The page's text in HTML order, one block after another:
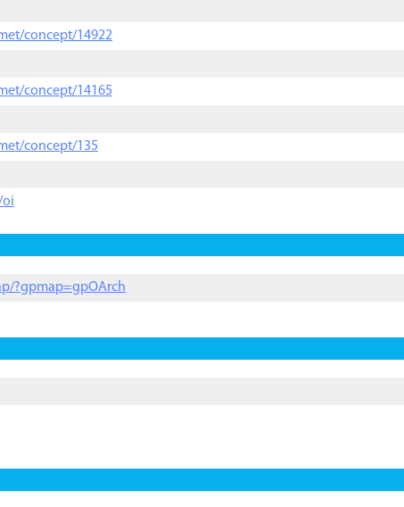
concept/14922
concept/14165
concept/135
oi
?gpmap=gpOArch